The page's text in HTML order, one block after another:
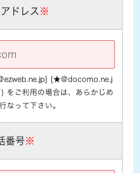
ドレス ※
[★@docomo.ne.j
ご利用の場合は、あらかじめ
なって下さい。
番号※